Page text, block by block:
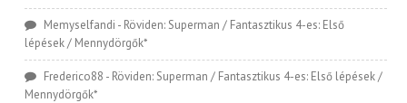
Memyselfandi - Röviden: Superman / Fantasztikus 4-es: Első
lépések / Mennydörgők*
Frederico88 - Röviden: Superman / Fantasztikus 4-es: Első lépések /
Mennydörgők*